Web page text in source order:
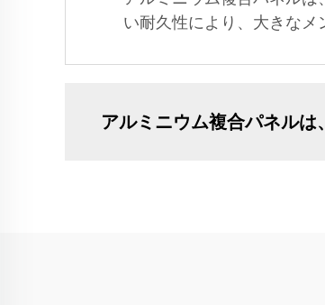
い耐久性により、大きな
アルミニウム複合パネル